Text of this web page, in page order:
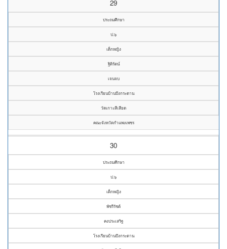
29
ประถมศึกษา
ป.๖
เด็กหญิง
ฐิติรัตน์
เจนจบ
โรงเรียนบ้านบึงกระดาน
วัดเกาะสีเสียด
คณะจังหวัดกำแพงเพชร
30
ประถมศึกษา
ป.๖
เด็กหญิง
พัชรีรัชต์
คงประเสริฐ
โรงเรียนบ้านบึงกระดาน